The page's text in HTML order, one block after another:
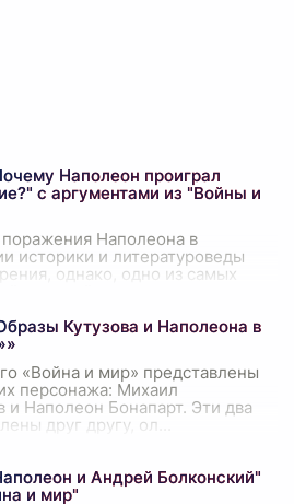
Наполеон проиграл
с аргументами из "Войны и
Наполеона в
историки и литературоведы
однако, одно из самых
мировой литературы,
Кутузова и Наполеона в
«Война и мир» представлены
персонажа: Михаил
и Наполеон Бонапарт. Эти два
друг другу, ол
и Андрей Болконский"
и мир"